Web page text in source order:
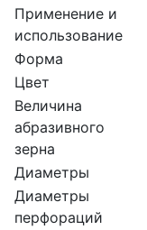
Применение и
использование
Форма
Цвет
Величина
абразивного
зерна
Диаметры
Диаметры
перфораций